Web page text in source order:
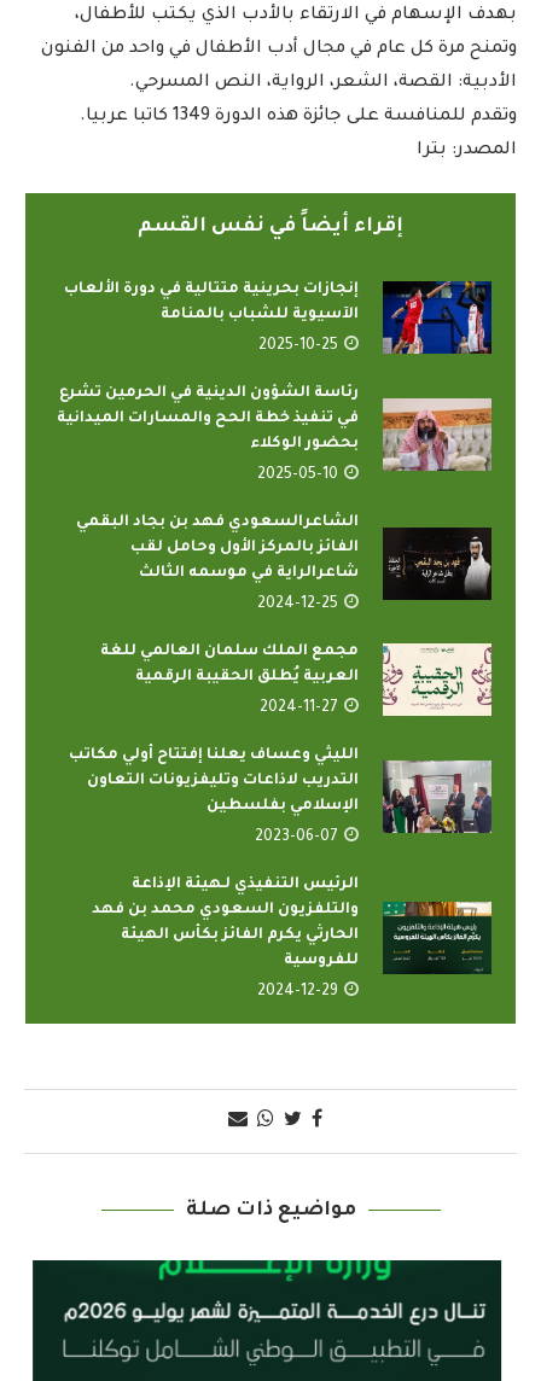
بهدف الإسهام في الارتقاء بالأدب الذي يكتب للأطفال،
وتمنح مرة كل عام في مجال أدب الأطفال في واحد من الفنون
الأدبية: القصة، الشعر، الرواية، النص المسرحي.
وتقدم للمنافسة على جائزة هذه الدورة 1349 كاتبا عربيا.
المصدر: بترا
إقراء أيضاً في نفس القسم
إنجازات بحرينية متتالية في دورة الألعاب
الآسيوية للشباب بالمنامة
2025-10-25
رئاسة الشؤون الدينية في الحرمين تشرع
في تنفيذ خطة الحح والمسارات الميدانية
بحضور الوكلاء
2025-05-10
الشاعرالسعودي فهد بن بجاد البقمي
الفائز بالمركز الأول وحامل لقب
شاعرالراية في موسمه الثالث
2024-12-25
مجمع الملك سلمان العالمي للغة
العربية يُطلق الحقيبة الرقمية
2024-11-27
الليثي وعساف يعلنا إفتتاح أولي مكاتب
التدريب لاذاعات وتليفزيونات التعاون
الإسلامي بفلسطين
2023-06-07
الرئيس التنفيذي لـهيئة الإذاعة
والتلفزيون السعودي محمد بن فهد
الحارثي يكرم الفائز بكأس الهيئة
للفروسية
2024-12-29
مواضيع ذات صلة